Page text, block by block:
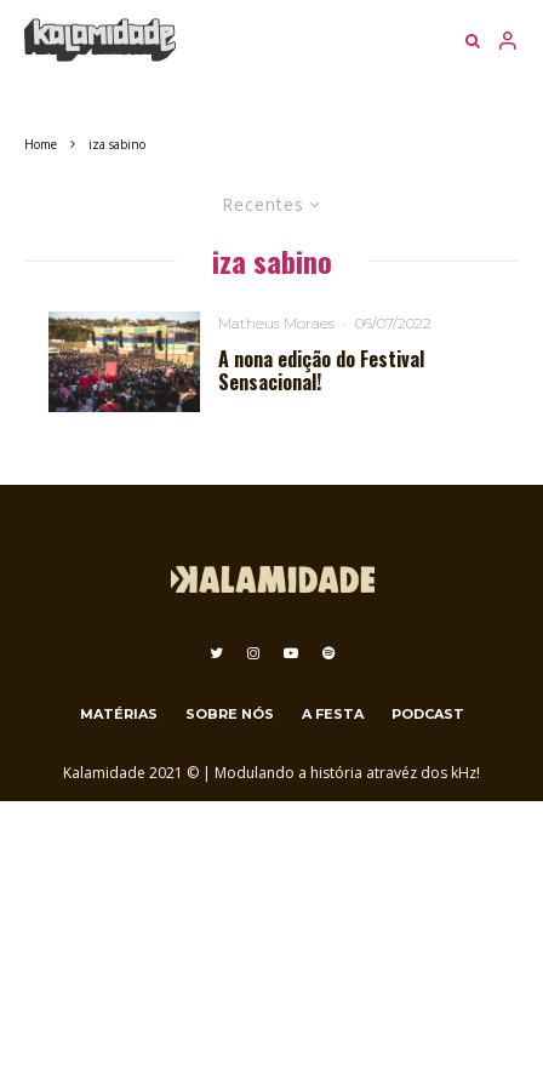
Home iza sabino
Recentes
iza sabino
Matheus Moraes · 06/07/2022
A nona edição do Festival
Sensacional!
MATÉRIAS SOBRE NÓS A FESTA PODCAST
Kalamidade 2021 © | Modulando a história atravéz dos kHz!